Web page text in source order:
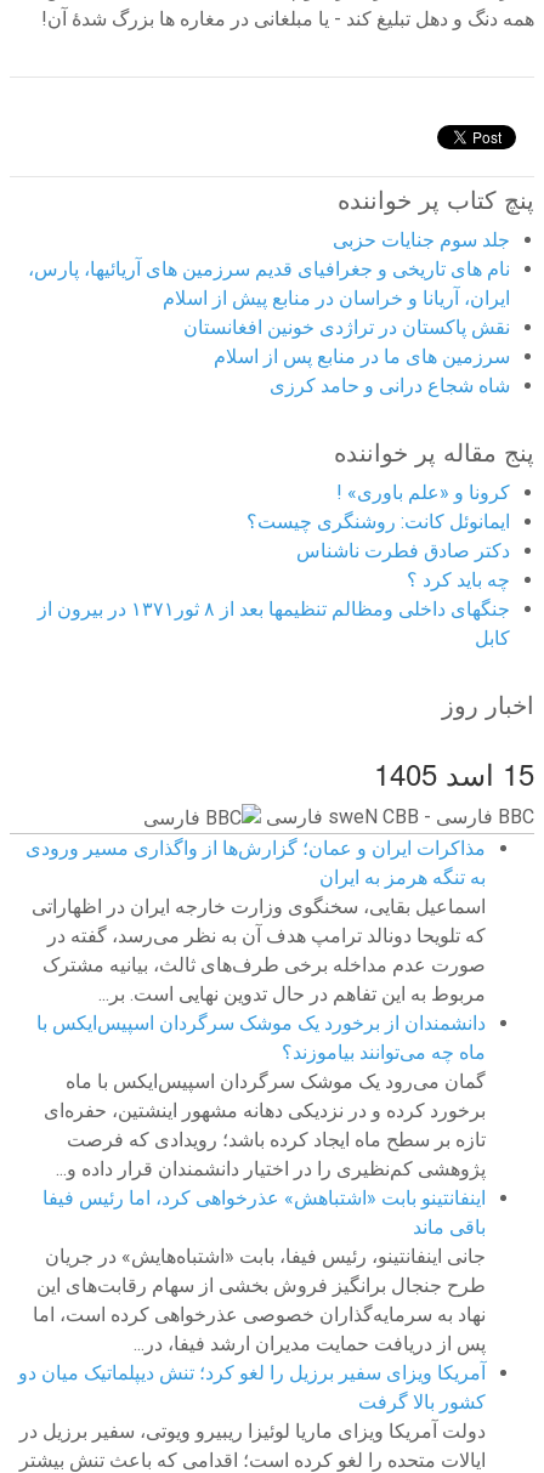
همه دنگ و دهل تبلیغ کند - یا مبلغانی در مغاره ها بزرگ شدۀ آن!
پنچ کتاب پر خواننده
جلد سوم جنایات حزبی
نام های تاریخی و جغرافیای قدیم سرزمین های آریائیها، پارس،
ایران، آریانا و خراسان در منابع پیش از اسلام
نقش پاکستان در تراژدی خونین افغانستان
سرزمین های ما در منابع پس از اسلام
شاه شجاع درانی و حامد کرزی
پنج مقاله پر خواننده
کرونا و «علم باوری» !
ایمانوئل کانت: روشنگری چیست؟
دکتر صادق فطرت ناشناس
چه باید کرد ؟
جنگهای داخلی ومظالم تنظیمها بعد از ۸ ثور۱۳۷۱ در بیرون از
کابل
اخبار روز
15 اسد 1405
BBC ‮فارسی - BBC News فارسی
مذاکرات ایران و عمان؛ گزارش‌ها از واگذاری مسیر ورودی
به تنگه هرمز به ایران
اسماعیل بقایی، سخنگوی وزارت خارجه ایران در اظهاراتی
که تلویحا دونالد ترامپ هدف آن به نظر می‌رسد، گفته در
صورت عدم مداخله برخی طرف‌های ثالث، بیانیه مشترک
مربوط به این تفاهم در حال تدوین نهایی است. بر...
دانشمندان از برخورد یک موشک سرگردان اسپیس‌ایکس با
ماه چه می‌توانند بیاموزند؟
گمان می‌رود یک موشک سرگردان اسپیس‌ایکس با ماه
برخورد کرده و در نزدیکی دهانه مشهور اینشتین، حفره‌ای
تازه بر سطح ماه ایجاد کرده باشد؛ رویدادی که فرصت
پژوهشی کم‌نظیری را در اختیار دانشمندان قرار داده و...
اینفانتینو بابت «اشتباهش» عذرخواهی کرد، اما رئیس فیفا
باقی ماند
جانی اینفانتینو، رئیس فیفا، بابت «اشتباه‌هایش» در جریان
طرح جنجال برانگیز فروش بخشی از سهام رقابت‌های این
نهاد به سرمایه‌گذاران خصوصی عذرخواهی کرده است، اما
پس از دریافت حمایت مدیران ارشد فیفا، در...
آمریکا ویزای سفیر برزیل را لغو کرد؛ تنش دیپلماتیک میان دو
کشور بالا گرفت
دولت آمریکا ویزای ماریا لوئیزا ریبیرو ویوتی، سفیر برزیل در
ایالات متحده را لغو کرده است؛ اقدامی که باعث تنش بیشتر